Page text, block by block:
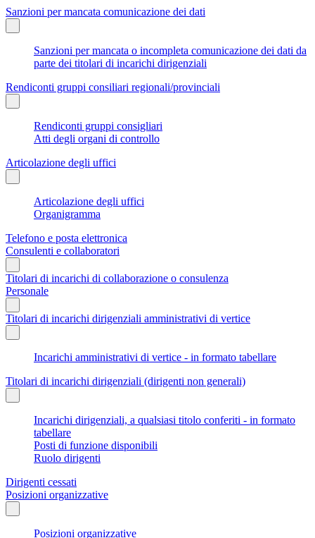
Sanzioni per mancata comunicazione dei dati
Sanzioni per mancata o incompleta comunicazione dei dati da
parte dei titolari di incarichi dirigenziali
Rendiconti gruppi consiliari regionali/provinciali
Rendiconti gruppi consigliari
Atti degli organi di controllo
Articolazione degli uffici
Articolazione degli uffici
Organigramma
Telefono e posta elettronica
Consulenti e collaboratori
Titolari di incarichi di collaborazione o consulenza
Personale
Titolari di incarichi dirigenziali amministrativi di vertice
Incarichi amministrativi di vertice - in formato tabellare
Titolari di incarichi dirigenziali (dirigenti non generali)
Incarichi dirigenziali, a qualsiasi titolo conferiti - in formato
tabellare
Posti di funzione disponibili
Ruolo dirigenti
Dirigenti cessati
Posizioni organizzative
Posizioni organizzative